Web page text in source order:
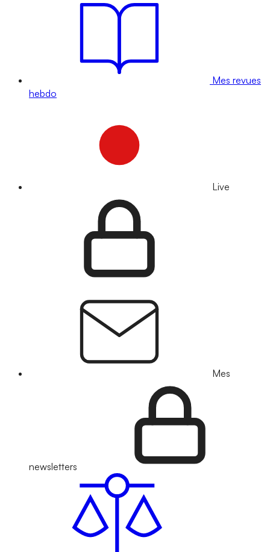
Mes revues
hebdo
Live
Mes
newsletters